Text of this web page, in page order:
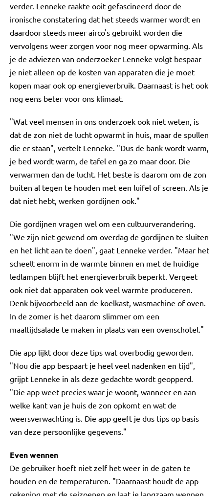
verder. Lenneke raakte ooit gefascineerd door de
ironische constatering dat het steeds warmer wordt en
daardoor steeds meer airco's gebruikt worden die
vervolgens weer zorgen voor nog meer opwarming. Als
je de adviezen van onderzoeker Lenneke volgt bespaar
je niet alleen op de kosten van apparaten die je moet
kopen maar ook op energieverbruik. Daarnaast is het ook
nog eens beter voor ons klimaat.
"Wat veel mensen in ons onderzoek ook niet weten, is
dat de zon niet de lucht opwarmt in huis, maar de spullen
die er staan", vertelt Lenneke. "Dus de bank wordt warm,
je bed wordt warm, de tafel en ga zo maar door. Die
verwarmen dan de lucht. Het beste is daarom om de zon
buiten al tegen te houden met een luifel of screen. Als je
dat niet hebt, werken gordijnen ook."
Die gordijnen vragen wel om een cultuurverandering.
"We zijn niet gewend om overdag de gordijnen te sluiten
en het licht aan te doen", gaat Lenneke verder. "Maar het
scheelt enorm in de warmte binnen en met de huidige
ledlampen blijft het energieverbruik beperkt. Vergeet
ook niet dat apparaten ook veel warmte produceren.
Denk bijvoorbeeld aan de koelkast, wasmachine of oven.
In de zomer is het daarom slimmer om een
maaltijdsalade te maken in plaats van een ovenschotel."
Die app lijkt door deze tips wat overbodig geworden.
"Nou die app bespaart je heel veel nadenken en tijd",
grijpt Lenneke in als deze gedachte wordt geopperd.
"Die app weet precies waar je woont, wanneer en aan
welke kant van je huis de zon opkomt en wat de
weersverwachting is. Die app geeft je dus tips op basis
van deze persoonlijke gegevens."
Even wennen
De gebruiker hoeft niet zelf het weer in de gaten te
houden en de temperaturen. "Daarnaast houdt de app
rekening met de seizoenen en laat je langzaam wennen